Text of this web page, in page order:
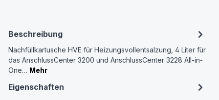
Beschreibung
Nachfüllkartusche HVE für Heizungsvollentsalzung, 4 Liter für
das AnschlussCenter 3200 und AnschlussCenter 3228 All-in-
One… Mehr
Eigenschaften